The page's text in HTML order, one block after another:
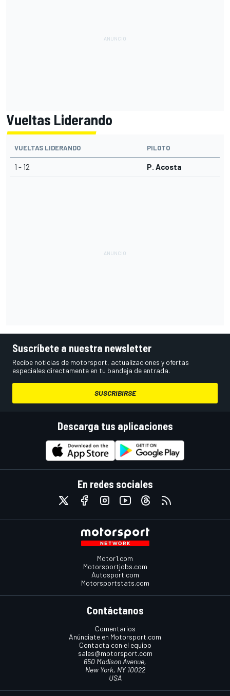
Vueltas Liderando
VUELTAS LIDERANDO PILOTO
1 - 12 P. Acosta
Suscríbete a nuestra newsletter
Recibe noticias de motorsport, actualizaciones y ofertas
especiales directamente en tu bandeja de entrada.
SUSCRIBIRSE
Descarga tus aplicaciones
En redes sociales
Motor1.com
Motorsportjobs.com
Autosport.com
Motorsportstats.com
Contáctanos
Comentarios
Anúnciate en Motorsport.com
Contacta con el equipo
sales@motorsport.com
650 Madison Avenue,
New York, NY 10022
USA